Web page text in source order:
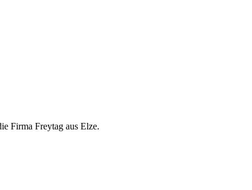
Firma Freytag aus Elze.